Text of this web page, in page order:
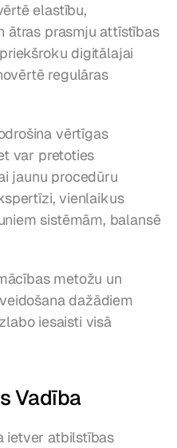
elastību,
ātras prasmju attīstības
digitālajai
regulāras
vērtīgas
var pretoties
jaunu procedūru
vienlaikus
sistēmām, balansē
metožu un
dažādiem
iesaisti visā
Vadība
ietver atbilstības